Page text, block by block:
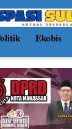
Ekobis